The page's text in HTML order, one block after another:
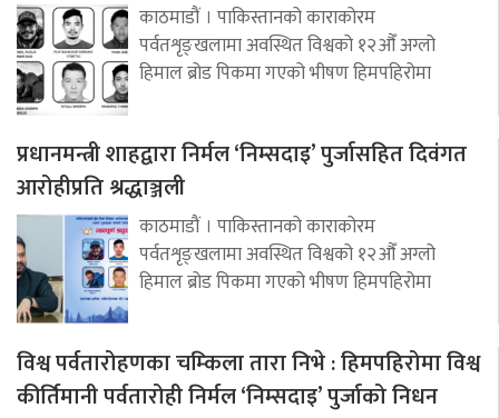
काठमाडौं । पाकिस्तानको काराकोरम
पर्वतशृङ्खलामा अवस्थित विश्वको १२औँ अग्लो
हिमाल ब्रोड पिकमा गएको भीषण हिमपहिरोमा
प्रधानमन्त्री शाहद्वारा निर्मल ‘निम्सदाइ’ पुर्जासहित दिवंगत
आरोहीप्रति श्रद्धाञ्जली
काठमाडौं । पाकिस्तानको काराकोरम
पर्वतशृङ्खलामा अवस्थित विश्वको १२औँ अग्लो
हिमाल ब्रोड पिकमा गएको भीषण हिमपहिरोमा
विश्व पर्वतारोहणका चम्किला तारा निभे : हिमपहिरोमा विश्व
कीर्तिमानी पर्वतारोही निर्मल ‘निम्सदाइ’ पुर्जाको निधन